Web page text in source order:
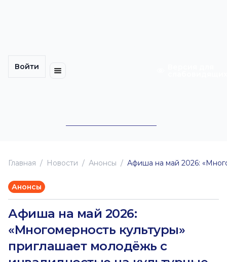
Войти
Главная Новоcти Анонсы Афиша на май 2026:
Анонсы
Афиша на май 2026:
«Многомерность культуры»
приглашает молодёжь с